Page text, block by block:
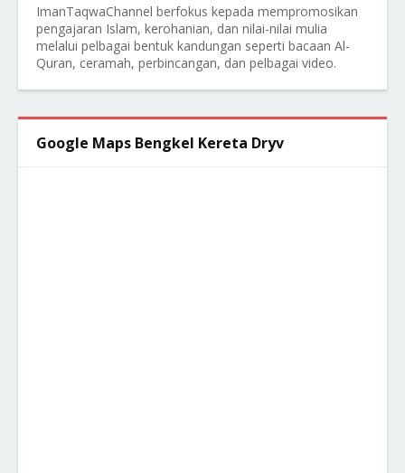
ImanTaqwaChannel berfokus kepada mempromosikan
pengajaran Islam, kerohanian, dan nilai-nilai mulia
melalui pelbagai bentuk kandungan seperti bacaan Al-
Quran, ceramah, perbincangan, dan pelbagai video.
Google Maps Bengkel Kereta Dryv